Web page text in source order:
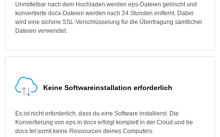
Unmittelbar nach dem Hochladen werden eps-Dateien gelöscht und
konvertierte docx-Dateien werden nach 24 Stunden entfernt. Dabei
wird eine sichere SSL-Verschlüsselung für die Übertragung sämtlicher
Dateien verwendet.
Keine Softwareinstallation erforderlich
Es ist nicht erforderlich, dass du eine Software installierst. Die
Konvertierung von eps in docx erfolgt komplett in der Cloud und be
docx tet somit keine Ressourcen deines Computers.